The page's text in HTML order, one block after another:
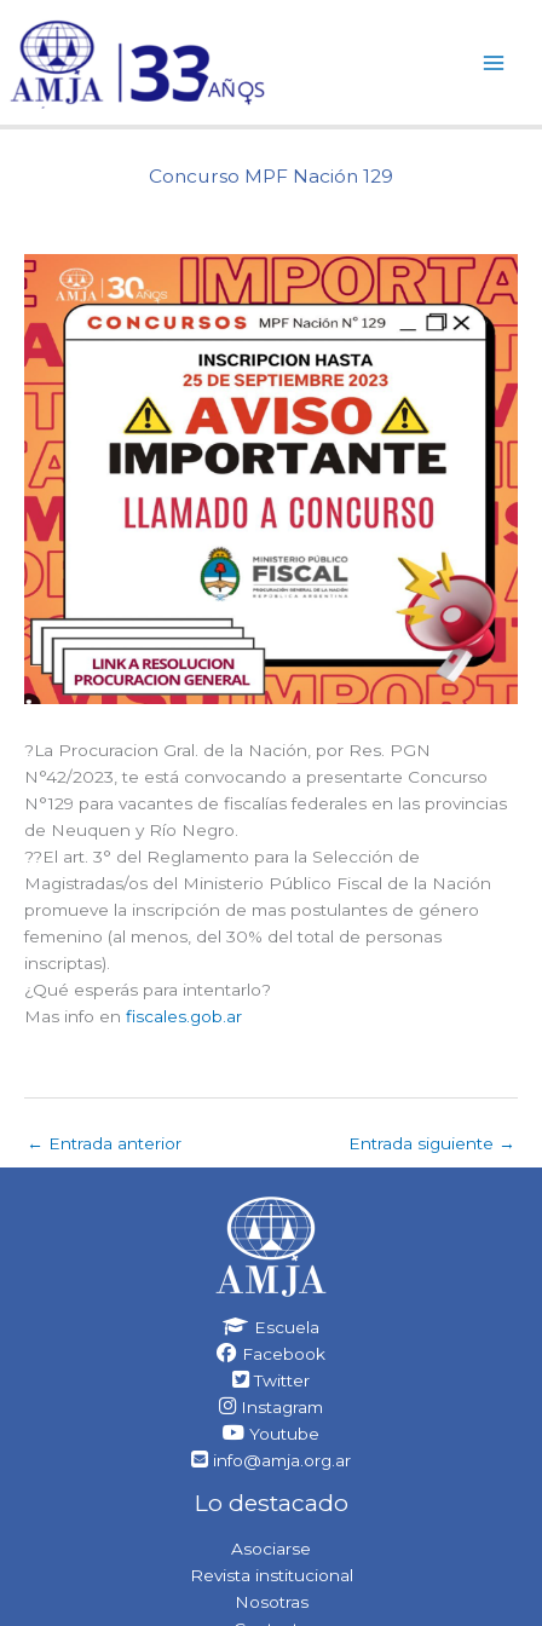
contenido
Concurso MPF Nación 129
?La Procuracion Gral. de la Nación, por Res. PGN
N°42/2023, te está convocando a presentarte Concurso
N°129 para vacantes de fiscalías federales en las provincias
de Neuquen y Río Negro.
??El art. 3° del Reglamento para la Selección de
Magistradas/os del Ministerio Público Fiscal de la Nación
promueve la inscripción de mas postulantes de género
femenino (al menos, del 30% del total de personas
inscriptas).
¿Qué esperás para intentarlo?
Mas info en fiscales.gob.ar
← Entrada anterior Entrada siguiente →
Escuela
Facebook
Twitter
Instagram
Youtube
info@amja.org.ar
Lo destacado
Asociarse
Revista institucional
Nosotras